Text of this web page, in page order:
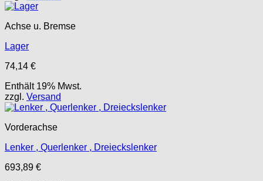
Achse u. Bremse
Lager
74,14 €
Enthält 19% Mwst.
zzgl. Versand
Vorderachse
Lenker , Querlenker , Dreieckslenker
693,89 €